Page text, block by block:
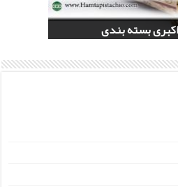
پسته اکبری درجه یک
بسته بندی
سال ۱۴۰۰
فندقی امروز
صادراتی فندقی